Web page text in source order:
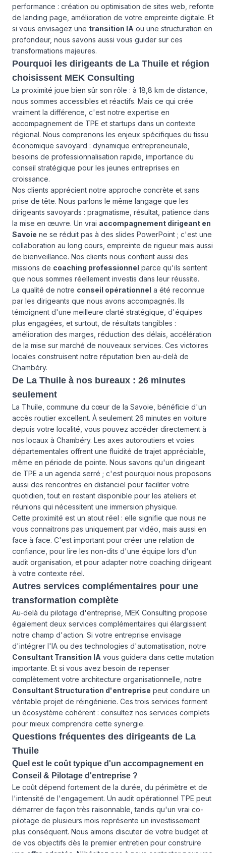
performance : création ou optimisation de sites web, refonte
de landing page, amélioration de votre empreinte digitale. Et
si vous envisagez une transition IA ou une structuration en
profondeur, nous savons aussi vous guider sur ces
transformations majeures.
Pourquoi les dirigeants de La Thuile et région
choisissent MEK Consulting
La proximité joue bien sûr son rôle : à 18,8 km de distance,
nous sommes accessibles et réactifs. Mais ce qui crée
vraiment la différence, c'est notre expertise en
accompagnement de TPE et startups dans un contexte
régional. Nous comprenons les enjeux spécifiques du tissu
économique savoyard : dynamique entrepreneuriale,
besoins de professionnalisation rapide, importance du
conseil stratégique pour les jeunes entreprises en
croissance.
Nos clients apprécient notre approche concrète et sans
prise de tête. Nous parlons le même langage que les
dirigeants savoyards : pragmatisme, résultat, patience dans
la mise en œuvre. Un vrai accompagnement dirigeant en
Savoie ne se réduit pas à des slides PowerPoint ; c'est une
collaboration au long cours, empreinte de rigueur mais aussi
de bienveillance. Nos clients nous confient aussi des
missions de coaching professionnel parce qu'ils sentent
que nous sommes réellement investis dans leur réussite.
La qualité de notre conseil opérationnel a été reconnue
par les dirigeants que nous avons accompagnés. Ils
témoignent d'une meilleure clarté stratégique, d'équipes
plus engagées, et surtout, de résultats tangibles :
amélioration des marges, réduction des délais, accélération
de la mise sur marché de nouveaux services. Ces victoires
locales construisent notre réputation bien au-delà de
Chambéry.
De La Thuile à nos bureaux : 26 minutes
seulement
La Thuile, commune du cœur de la Savoie, bénéficie d'un
accès routier excellent. À seulement 26 minutes en voiture
depuis votre localité, vous pouvez accéder directement à
nos locaux à Chambéry. Les axes autoroutiers et voies
départementales offrent une fluidité de trajet appréciable,
même en période de pointe. Nous savons qu'un dirigeant
de TPE a un agenda serré ; c'est pourquoi nous proposons
aussi des rencontres en distanciel pour faciliter votre
quotidien, tout en restant disponible pour les ateliers et
réunions qui nécessitent une immersion physique.
Cette proximité est un atout réel : elle signifie que nous ne
vous connaitrons pas uniquement par vidéo, mais aussi en
face à face. C'est important pour créer une relation de
confiance, pour lire les non-dits d'une équipe lors d'un
audit organisation, et pour adapter notre coaching dirigeant
à votre contexte réel.
Autres services complémentaires pour une
transformation complète
Au-delà du pilotage d'entreprise, MEK Consulting propose
également deux services complémentaires qui élargissent
notre champ d'action. Si votre entreprise envisage
d'intégrer l'IA ou des technologies d'automatisation, notre
Consultant Transition IA vous guidera dans cette mutation
importante. Et si vous avez besoin de repenser
complètement votre architecture organisationnelle, notre
Consultant Structuration d'entreprise peut conduire un
véritable projet de réingénierie. Ces trois services forment
un écosystème cohérent : consultez nos services complets
pour mieux comprendre cette synergie.
Questions fréquentes des dirigeants de La
Thuile
Quel est le coût typique d'un accompagnement en
Conseil & Pilotage d'entreprise ?
Le coût dépend fortement de la durée, du périmètre et de
l'intensité de l'engagement. Un audit opérationnel TPE peut
démarrer de façon très raisonnable, tandis qu'un vrai co-
pilotage de plusieurs mois représente un investissement
plus conséquent. Nous aimons discuter de votre budget et
de vos objectifs dès le premier entretien pour construire